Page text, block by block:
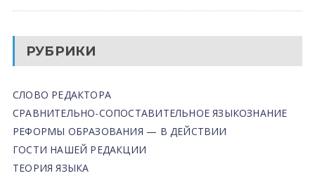
РУБРИКИ
СЛОВО РЕДАКТОРА
СРАВНИТЕЛЬНО-СОПОСТАВИТЕЛЬНОЕ ЯЗЫКОЗНАНИЕ
РЕФОРМЫ ОБРАЗОВАНИЯ — В ДЕЙСТВИИ
ГОСТИ НАШЕЙ РЕДАКЦИИ
ТЕОРИЯ ЯЗЫКА